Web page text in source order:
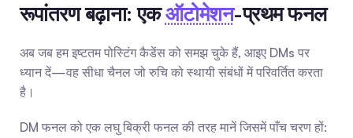
रूपांतरण बढ़ाना: एक ऑटोमेशन-प्रथम फनल
अब जब हम इष्टतम पोस्टिंग कैडेंस को समझ चुके हैं, आइए DMs पर
ध्यान दें—वह सीधा चैनल जो रुचि को स्थायी संबंधों में परिवर्तित करता
है।